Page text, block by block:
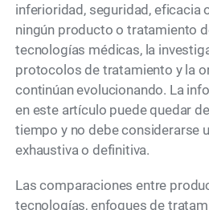
inferioridad, seguridad, eficacia
ningún producto o tratamiento
tecnologías médicas, la
protocolos de tratamiento y la
continúan evolucionando. La
en este artículo puede quedar
tiempo y no debe considerarse
exhaustiva o definitiva.
Las comparaciones entre
tecnologías, enfoques de